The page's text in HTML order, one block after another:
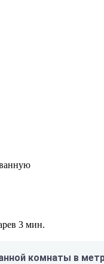
3 мин.
комнаты в